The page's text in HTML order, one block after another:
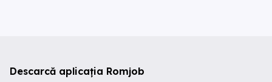
Descarcă aplicația Romjob